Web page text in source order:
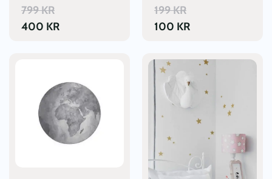
799KR
400 KR
199KR
100 KR